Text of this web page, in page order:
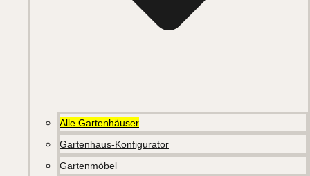
Alle Gartenhäuser
Gartenhaus-Konfigurator
Gartenmöbel